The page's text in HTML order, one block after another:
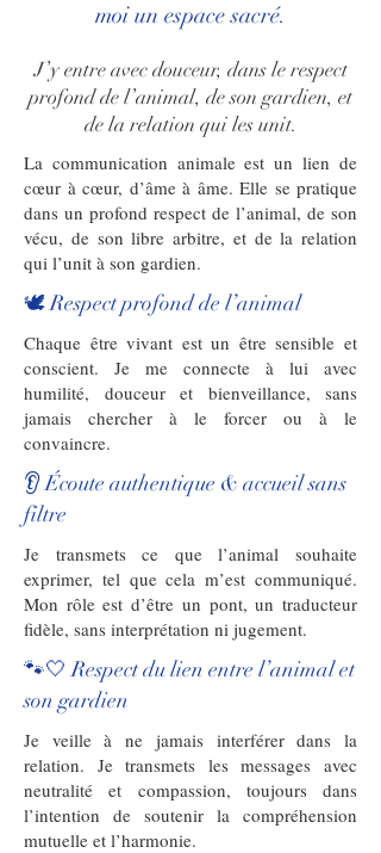
moi un espace sacré.
J’y entre avec douceur, dans le respect
profond de l’animal, de son gardien, et
de la relation qui les unit.
La communication animale est un lien de
cœur à cœur, d’âme à âme. Elle se pratique
dans un profond respect de l’animal, de son
vécu, de son libre arbitre, et de la relation
qui l’unit à son gardien.
🕊️ Respect profond de l’animal
Chaque être vivant est un être sensible et
conscient. Je me connecte à lui avec
humilité, douceur et bienveillance, sans
jamais chercher à le forcer ou à le
convaincre.
👂 Écoute authentique & accueil sans
filtre
Je transmets ce que l’animal souhaite
exprimer, tel que cela m’est communiqué.
Mon rôle est d’être un pont, un traducteur
fidèle, sans interprétation ni jugement.
🐾🤍 Respect du lien entre l’animal et
son gardien
Je veille à ne jamais interférer dans la
relation. Je transmets les messages avec
neutralité et compassion, toujours dans
l’intention de soutenir la compréhension
mutuelle et l’harmonie.